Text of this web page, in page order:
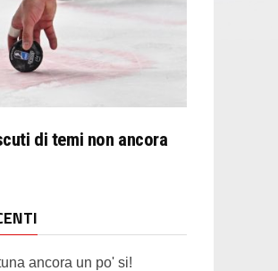
di temi non ancora
ancora un po' si!